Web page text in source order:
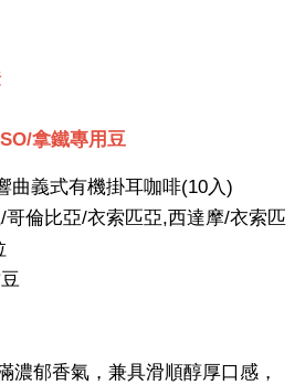
拿鐵專用豆
曲義式有機掛耳咖啡(10入)
倫比亞/衣索匹亞,西達摩/衣索匹
濃郁香氣，兼具滑順醇厚口感，